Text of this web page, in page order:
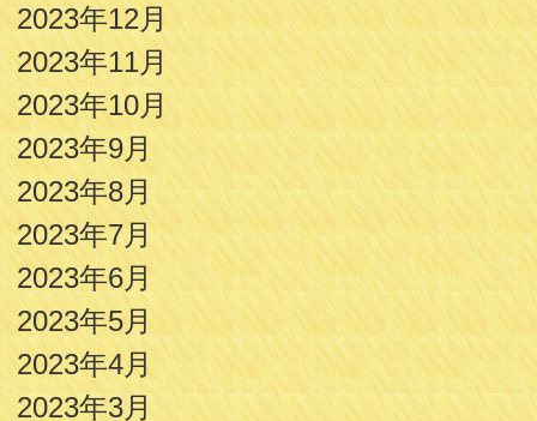
2023年12月
2023年11月
2023年10月
2023年9月
2023年8月
2023年7月
2023年6月
2023年5月
2023年4月
2023年3月